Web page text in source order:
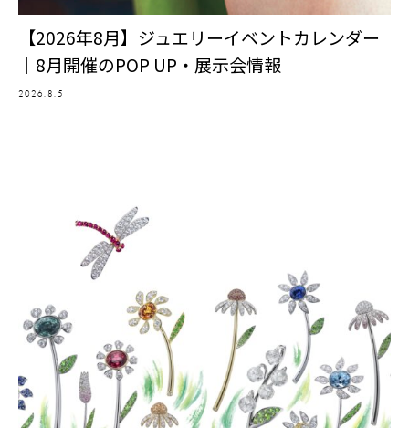
【2026年8月】ジュエリーイベントカレンダー
｜8月開催のPOP UP・展示会情報
2026.8.5